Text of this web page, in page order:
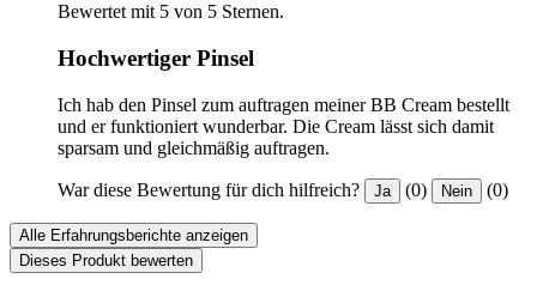
Bewertet mit 5 von 5 Sternen.
Hochwertiger Pinsel
Ich hab den Pinsel zum auftragen meiner BB Cream bestellt
und er funktioniert wunderbar. Die Cream lässt sich damit
sparsam und gleichmäßig auftragen.
War diese Bewertung für dich hilfreich? Ja (0) Nein (0)
Alle Erfahrungsberichte anzeigen
Dieses Produkt bewerten